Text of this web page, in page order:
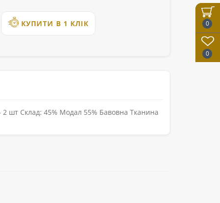
0
0
КУПИТИ В 1 КЛІК
шт Склад: 45% Модал 55% Бавовна Тканина